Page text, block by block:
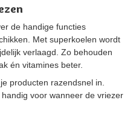
de handige functies
Met superkoelen wordt
verlaagd. Zo behouden
én vitamines beter.
producten razendsnel in.
voor wanneer de vriezer